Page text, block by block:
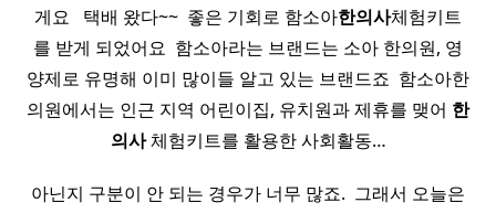
게요 ​ ​ 택배 왔다~~ ​ 좋은 기회로 함소아한의사체험키트
를 받게 되었어요 ​ 함소아라는 브랜드는 소아 한의원, 영
양제로 유명해 이미 많이들 알고 있는 브랜드죠 ​ 함소아한
의원에서는 인근 지역 어린이집, 유치원과 제휴를 맺어 한
의사체험키트를 활용한 사회활동…
아닌지 구분이 안 되는 경우가 너무 많죠. ​ 그래서 오늘은